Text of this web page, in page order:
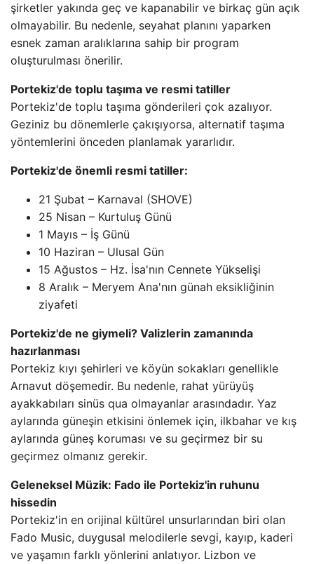
şirketler yakında geç ve kapanabilir ve birkaç gün açık
olmayabilir. Bu nedenle, seyahat planını yaparken
esnek zaman aralıklarına sahip bir program
oluşturulması önerilir.
Portekiz'de toplu taşıma ve resmi tatiller
Portekiz'de toplu taşıma gönderileri çok azalıyor.
Geziniz bu dönemlerle çakışıyorsa, alternatif taşıma
yöntemlerini önceden planlamak yararlıdır.
Portekiz'de önemli resmi tatiller:
21 Şubat – Karnaval (SHOVE)
25 Nisan – Kurtuluş Günü
1 Mayıs – İş Günü
10 Haziran – Ulusal Gün
15 Ağustos – Hz. İsa'nın Cennete Yükselişi
8 Aralık – Meryem Ana'nın günah eksikliğinin
ziyafeti
Portekiz'de ne giymeli? Valizlerin zamanında
hazırlanması
Portekiz kıyı şehirleri ve köyün sokakları genellikle
Arnavut döşemedir. Bu nedenle, rahat yürüyüş
ayakkabıları sinüs qua olmayanlar arasındadır. Yaz
aylarında güneşin etkisini önlemek için, ilkbahar ve kış
aylarında güneş koruması ve su geçirmez bir su
geçirmez olmanız gerekir.
Geleneksel Müzik: Fado ile Portekiz'in ruhunu
hissedin
Portekiz'in en orijinal kültürel unsurlarından biri olan
Fado Music, duygusal melodilerle sevgi, kayıp, kaderi
ve yaşamın farklı yönlerini anlatıyor. Lizbon ve